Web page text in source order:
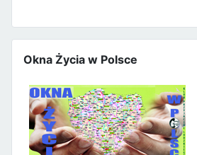
Okna Życia w Polsce